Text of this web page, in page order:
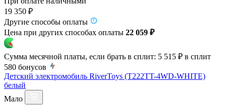
19 350 ₽
Другие способы оплаты
Цена при других способах оплаты 22 059 ₽
Сумма месячной платы, если брать в сплит: 5 515 ₽ в сплит
580 бонусов
Детский электромобиль RiverToys (T222TT-4WD-WHITE)
белый
Мало